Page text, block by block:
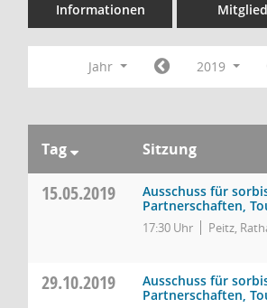
Informationen
Jahr 2019
Tag Sitzung
15.05.2019
Ausschuss für
Partnerschaften,
17:30 Uhr Peitz,
29.10.2019
Ausschuss für
Partnerschaften,